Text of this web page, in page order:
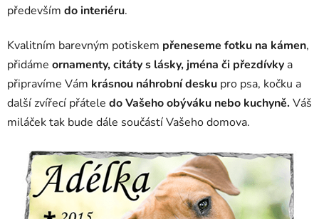
k
y
v
ý
p
i
u
především do interiéru.
Kvalitním barevným potiskem přeneseme fotku na kámen,
přidáme ornamenty, citáty s lásky, jména či přezdívky a
připravíme Vám krásnou náhrobní desku pro psa, kočku a
další zvířecí přátele do Vašeho obýváku nebo kuchyně. Váš
miláček tak bude dále součástí Vašeho domova.